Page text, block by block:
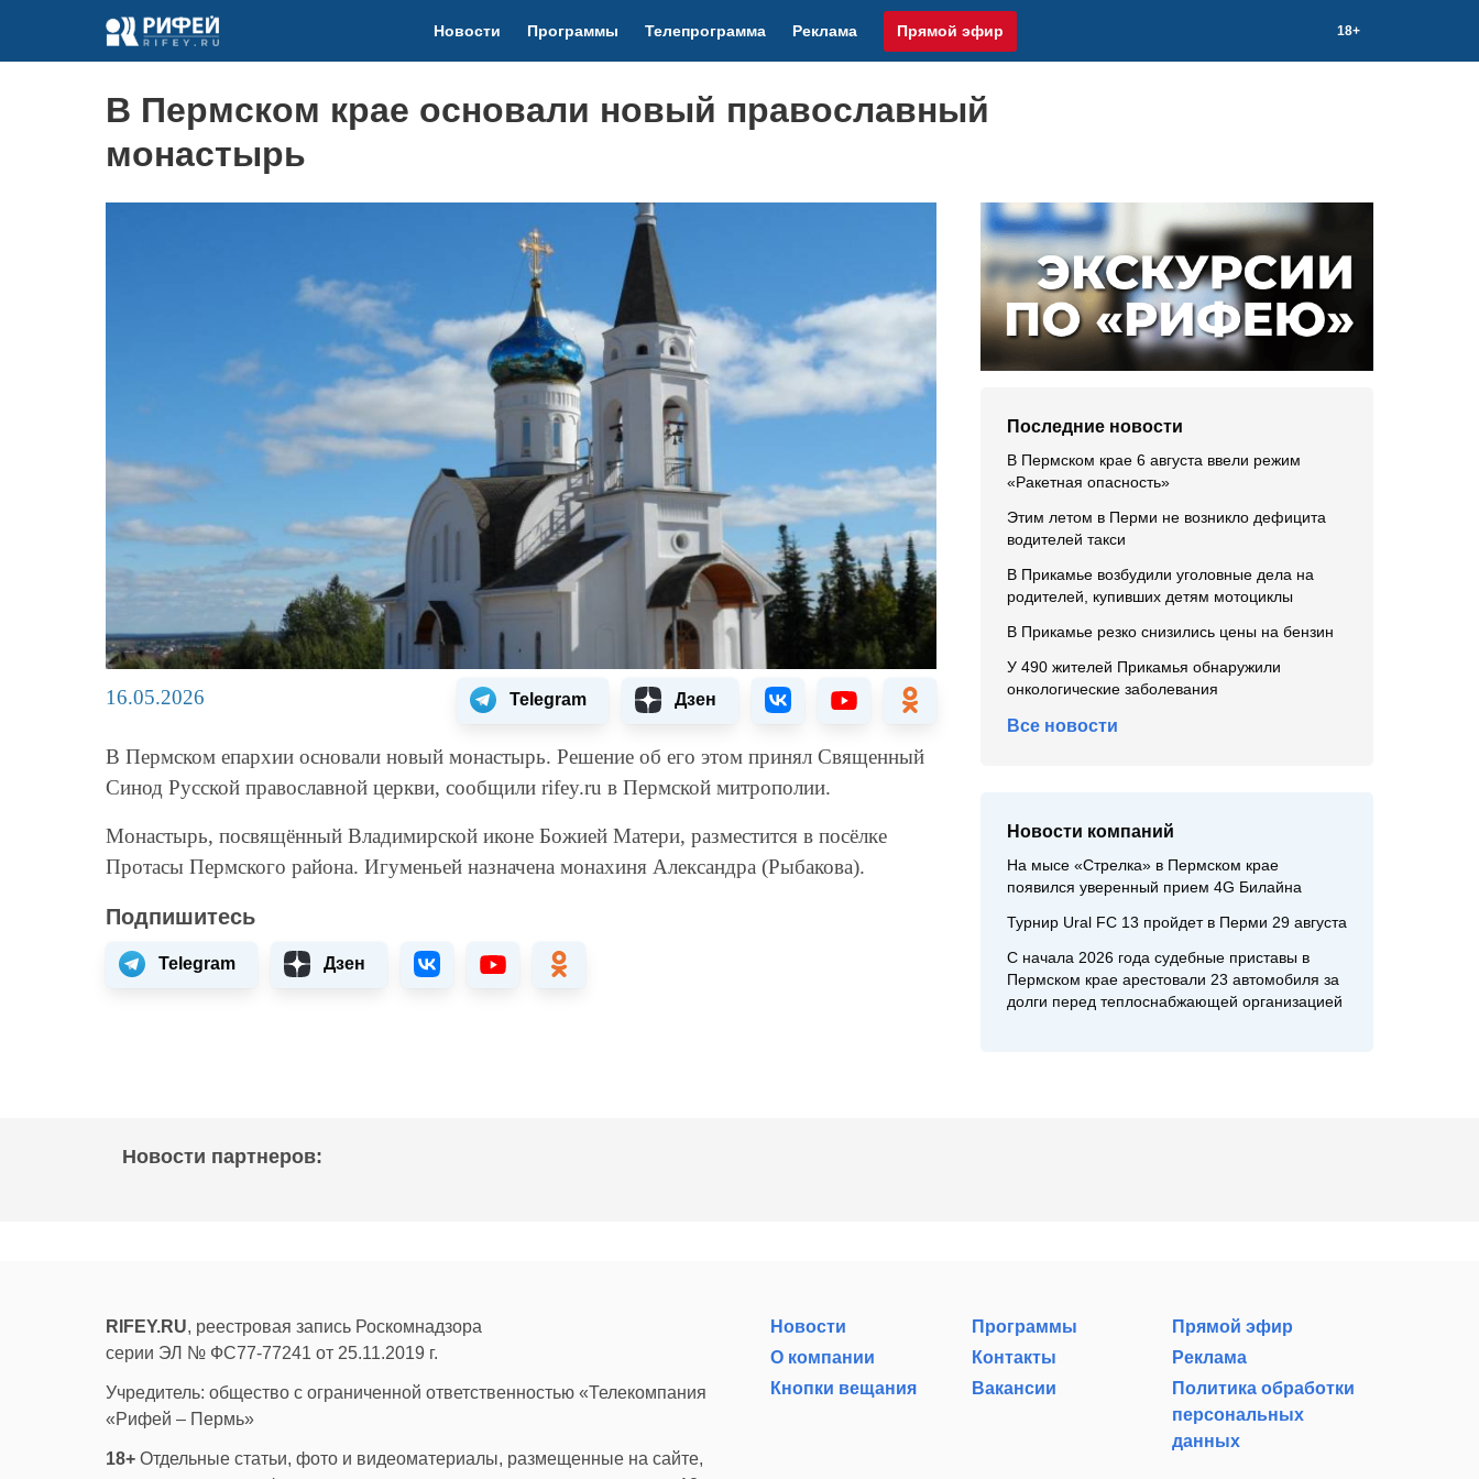
Новости Программы Телепрограмма Реклама Прямой эфир 18+
В Пермском крае основали новый православный
монастырь
16.05.2026 Telegram Дзен
В Пермском епархии основали новый монастырь. Решение об его этом принял Священный
Синод Русской православной церкви, сообщили rifey.ru в Пермской митрополии.
Монастырь, посвящённый Владимирской иконе Божией Матери, разместится в посёлке
Протасы Пермского района. Игуменьей назначена монахиня Александра (Рыбакова).
Подпишитесь
Telegram Дзен
Последние новости
В Пермском крае 6 августа ввели режим
«Ракетная опасность»
Этим летом в Перми не возникло дефицита
водителей такси
В Прикамье возбудили уголовные дела на
родителей, купивших детям мотоциклы
В Прикамье резко снизились цены на бензин
У 490 жителей Прикамья обнаружили
онкологические заболевания
Все новости
Новости компаний
На мысе «Стрелка» в Пермском крае
появился уверенный прием 4G Билайна
Турнир Ural FC 13 пройдет в Перми 29 августа
С начала 2026 года судебные приставы в
Пермском крае арестовали 23 автомобиля за
долги перед теплоснабжающей организацией
Новости партнеров:
RIFEY.RU, реестровая запись Роскомнадзора
серии ЭЛ № ФС77-77241 от 25.11.2019 г.
Учредитель: общество с ограниченной ответственностью «Телекомпания
«Рифей – Пермь»
18+ Отдельные статьи, фото и видеоматериалы, размещенные на сайте,
Новости Программы
Прямой эфир
О компании
Контакты
Реклама
Кнопки вещания
Вакансии
Политика обработки
персональных
данных